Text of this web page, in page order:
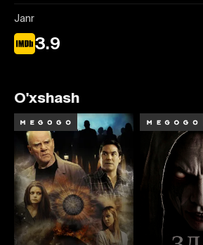
Janr
3.9
O'xshash